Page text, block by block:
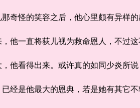
怪的笑容之后，他心里颇有异样的
一直将荻儿视为救命恩人，不过这
看得出来。或许真的如同少炎所说
是他最大的恩典，若是她有其它不